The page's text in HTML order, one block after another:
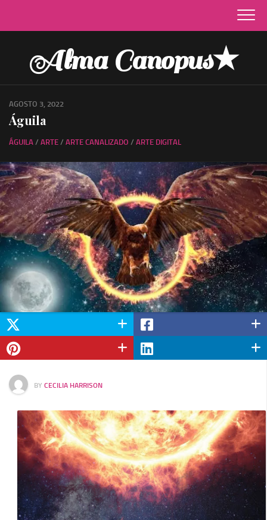
content
Alma Canopus★
AGOSTO 3, 2022
Águila
ÁGUILA / ARTE / ARTE CANALIZADO / ARTE DIGITAL
BY CECILIA HARRISON